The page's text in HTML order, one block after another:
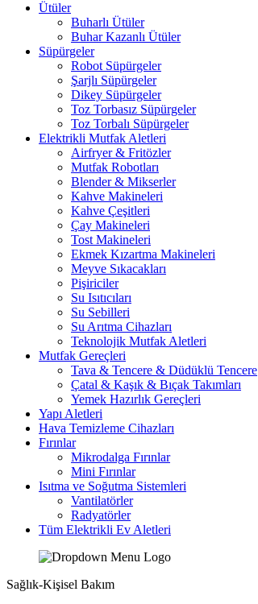
Ütüler
Buharlı Ütüler
Buhar Kazanlı Ütüler
Süpürgeler
Robot Süpürgeler
Şarjlı Süpürgeler
Dikey Süpürgeler
Toz Torbasız Süpürgeler
Toz Torbalı Süpürgeler
Elektrikli Mutfak Aletleri
Airfryer & Fritözler
Mutfak Robotları
Blender & Mikserler
Kahve Makineleri
Kahve Çeşitleri
Çay Makineleri
Tost Makineleri
Ekmek Kızartma Makineleri
Meyve Sıkacakları
Pişiriciler
Su Isıtıcıları
Su Sebilleri
Su Arıtma Cihazları
Teknolojik Mutfak Aletleri
Mutfak Gereçleri
Tava & Tencere & Düdüklü Tencere
Çatal & Kaşık & Bıçak Takımları
Yemek Hazırlık Gereçleri
Yapı Aletleri
Hava Temizleme Cihazları
Fırınlar
Mikrodalga Fırınlar
Mini Fırınlar
Isıtma ve Soğutma Sistemleri
Vantilatörler
Radyatörler
Tüm Elektrikli Ev Aletleri
Sağlık-Kişisel Bakım